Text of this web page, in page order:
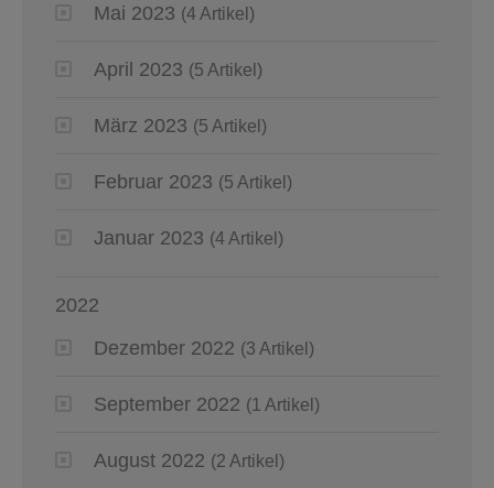
Mai 2023 (4 Artikel)
April 2023 (5 Artikel)
März 2023 (5 Artikel)
Februar 2023 (5 Artikel)
Januar 2023 (4 Artikel)
2022
Dezember 2022 (3 Artikel)
September 2022 (1 Artikel)
August 2022 (2 Artikel)